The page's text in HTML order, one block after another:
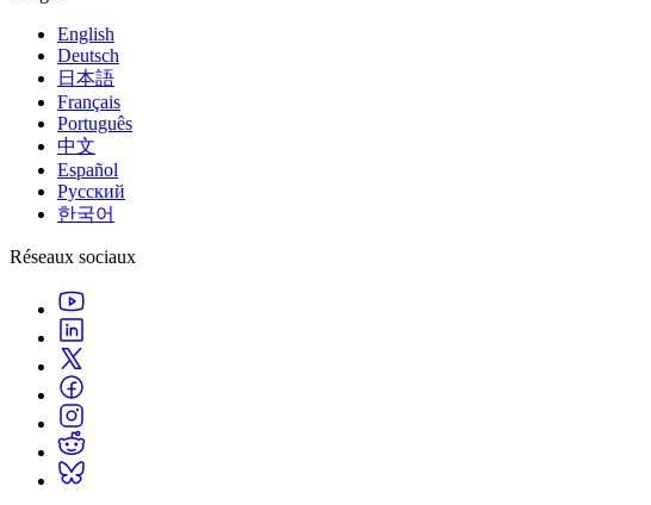
English
Deutsch
日本語
Français
Português
中文
Español
Русский
한국어
Réseaux sociaux